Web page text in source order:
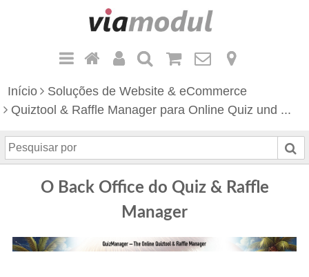
Início Soluções de Website & eCommerce
Quiztool & Raffle Manager para Online Quiz und ...
P
e
O Back Office do Quiz & Raffle
Manager